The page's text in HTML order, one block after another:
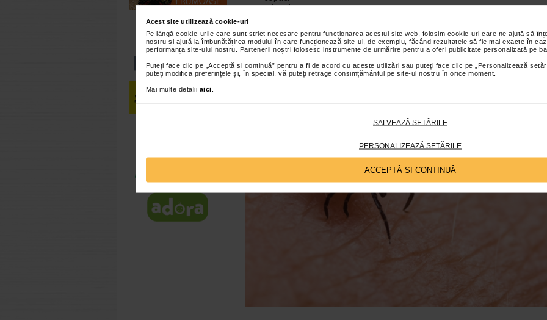
Acest site utilizează cookie-uri
Pe lângă cookie-urile care sunt strict necesare pentru funcționarea acestui site web, folosim cookie-uri care ne ajută să
nostru și ajută la îmbunătățirea modului în care funcționează site-ul, de exemplu, făcând rezultatele să fie mai exacte în
performanța site-ului nostru. Partenerii noștri folosesc instrumente de urmărire pentru a oferi publicitate personalizată pe
Puteți face clic pe „Acceptă si continuă” pentru a fi de acord cu aceste utilizări sau puteți face clic pe „Personalizează
puteți modifica preferințele și, în special, vă puteți retrage consimțământul pe site-ul nostru în orice moment.
Mai multe detalii aici
SALVEAZĂ SETĂRILE
PERSONALIZEAZĂ SETĂRILE
ACCEPTĂ SI CONTINUĂ
arbusti
Deseori, muscaturile de capuse nu provoaca niciun simptom vizibil. In alte
pot produce reactii alergice, in timp ce, in cazurile grave, pot transmite boli
boli infectioase pot fi periculoase sau chiar mortale.